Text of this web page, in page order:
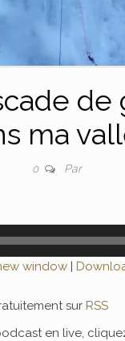
de
ma
0 Par
window |
sur RSS
en live,